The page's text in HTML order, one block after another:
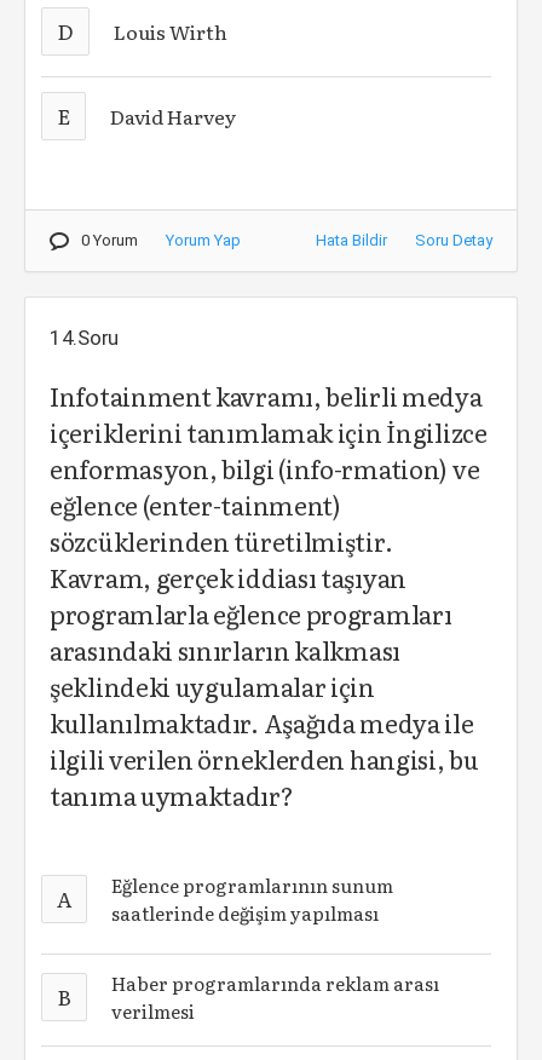
D Louis Wirth
E David Harvey
0 Yorum Yorum Yap Hata Bildir Soru Detay
14.Soru
Infotainment kavramı, belirli medya
içeriklerini tanımlamak için İngilizce
enformasyon, bilgi (info-rmation) ve
eğlence (enter-tainment)
sözcüklerinden türetilmiştir.
Kavram, gerçek iddiası taşıyan
programlarla eğlence programları
arasındaki sınırların kalkması
şeklindeki uygulamalar için
kullanılmaktadır. Aşağıda medya ile
ilgili verilen örneklerden hangisi, bu
tanıma uymaktadır?
A
Eğlence programlarının sunum
saatlerinde değişim yapılması
B
Haber programlarında reklam arası
verilmesi